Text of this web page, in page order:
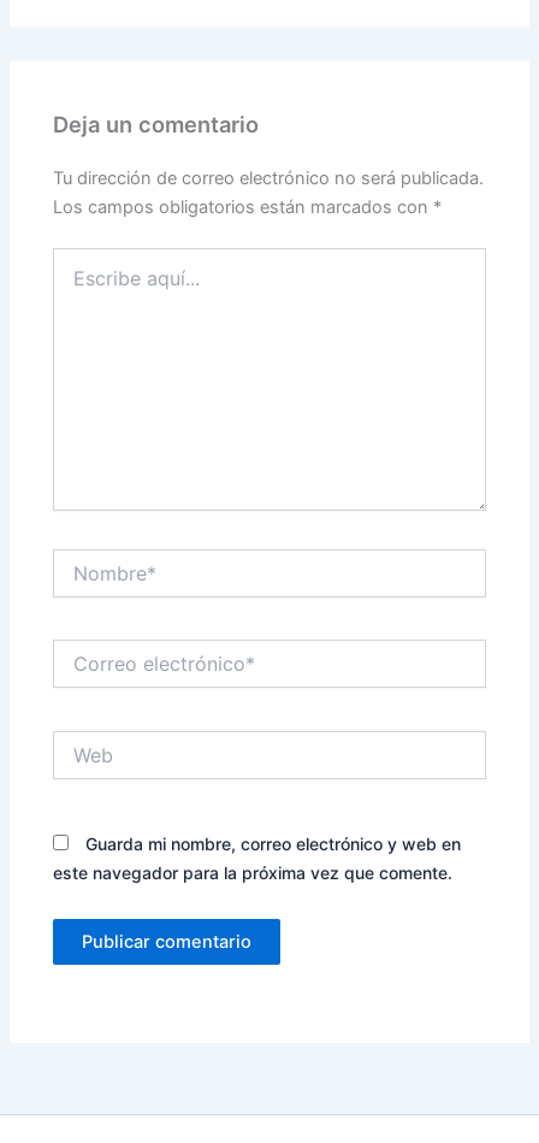
Deja un comentario
Tu dirección de correo electrónico no será publicada.
Los campos obligatorios están marcados con *
aquí...
electrónico*
Guarda mi nombre, correo electrónico y web en
este navegador para la próxima vez que comente.